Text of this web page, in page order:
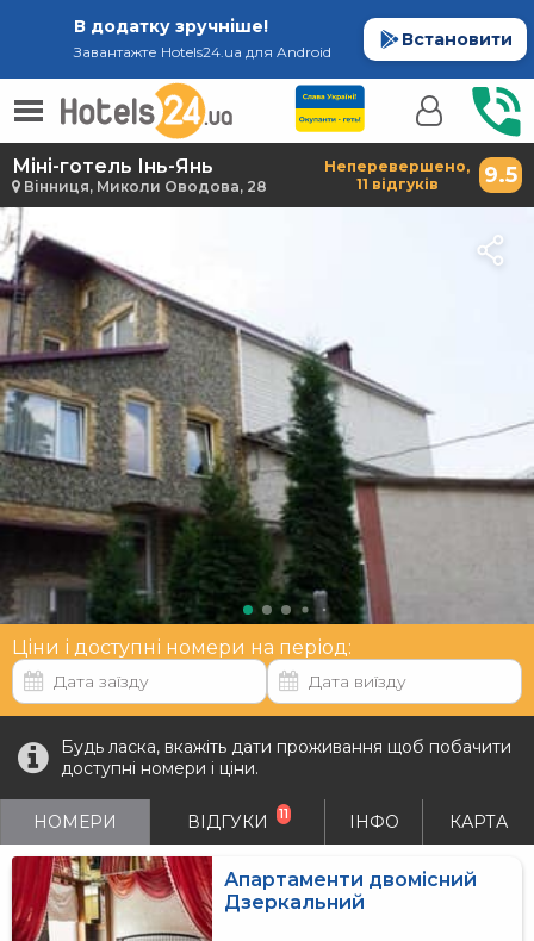
В додатку зручніше!
Завантажте Hotels24.ua для Android
Встановити
Міні-готель Інь-Янь
Вінниця, Миколи Оводова, 28
Неперевершено, 9.5
11 відгуків
Ціни і доступні номери на період:
Будь ласка, вкажіть дати проживання щоб побачити
доступні номери і ціни.
НОМЕРИ ВІДГУКИ 11 ІНФО КАРТА
Апартаменти двомісний
Дзеркальний